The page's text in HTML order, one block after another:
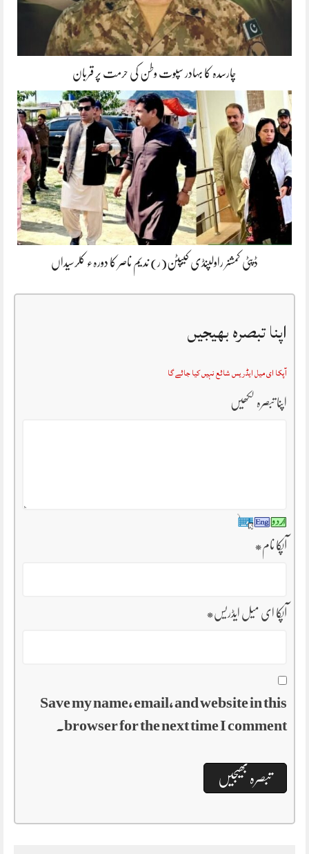
چارسدہ کا بہادر سپوت وطن کی حرمت پر قربان
ڈپٹی کمشنر راولپنڈی کیپٹن(ر) ندیم ناصر کا دورہء کلرسیداں
اپنا تبصرہ بھیجیں
آپکا ای میل ایڈریس شائع نہیں کیا جائے گا
اپنا تبصرہ لکھیں
آپکا نام*
آپکا ای میل ایڈریس*
Save my name, email, and website in this
browser for the next time I comment.